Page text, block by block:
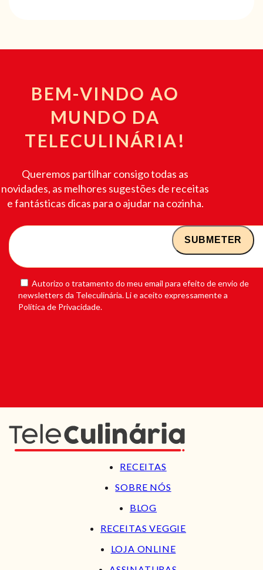
BEM-VINDO AO
MUNDO DA
TELECULINÁRIA!
Queremos partilhar consigo todas as
novidades, as melhores sugestões de receitas
e fantásticas dicas para o ajudar na cozinha.
Autorizo o tratamento do meu email para efeito de envio de
newsletters da Teleculinária. Li e aceito expressamente a
Política de Privacidade.
RECEITAS
SOBRE NÓS
BLOG
RECEITAS VEGGIE
LOJA ONLINE